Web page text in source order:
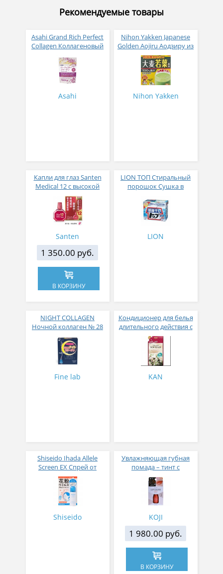
Рекомендуемые товары
Asahi Grand Rich Perfect
Collagen Коллагеновый
плацентой и
изофлавонами сои 228
гр
Asahi
Nihon Yakken Japanese
Golden Aojiru Аодзиру из
листьев молодого
ячменя
Nihon Yakken
Капли для глаз Santen
Medical 12 с высокой
концентрацией
активных компонентов
12 мл
Santen
1 350.00 руб.
В КОРЗИНУ
LION ТОП Стиральный
порошок Сушка в
гр
LION
NIGHT COLLAGEN
Ночной коллаген № 28
Fine lab
Кондиционер для белья
длительного действия с
аромакапсулами с
экзотическим ароматом
500 мл
KAN
Shiseido Ihada Allele
Screen EX Спрей от
вирусов и аллергий 50
гр
Shiseido
Увлажняющая губная
помада – тинт с
аппликатором KOJI,
Красно-оранжевый
KOJI
1 980.00 руб.
В КОРЗИНУ